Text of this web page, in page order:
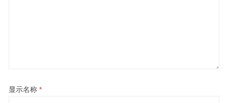
显示名称 *